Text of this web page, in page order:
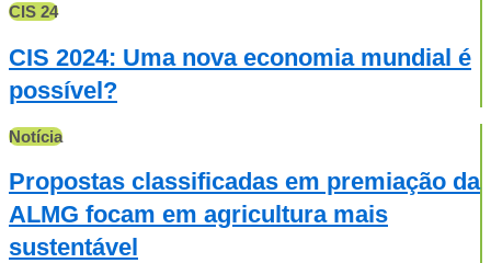
CIS 24
CIS 2024: Uma nova economia mundial é
possível?
Notícia
Propostas classificadas em premiação da
ALMG focam em agricultura mais
sustentável